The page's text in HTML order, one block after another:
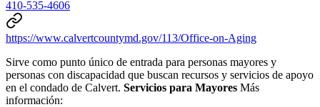
410-535-4606
https://www.calvertcountymd.gov/113/Office-on-Aging
Sirve como punto único de entrada para personas mayores y
personas con discapacidad que buscan recursos y servicios de apoyo
en el condado de Calvert. Servicios para Mayores Más
información: